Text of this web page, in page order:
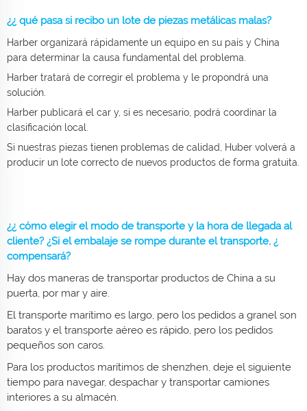
¿¿ qué pasa si recibo un lote de piezas metálicas malas?
Harber organizará rápidamente un equipo en su país y China
para determinar la causa fundamental del problema.
Harber tratará de corregir el problema y le propondrá una
solución.
Harber publicará el car y, si es necesario, podrá coordinar la
clasificación local.
Si nuestras piezas tienen problemas de calidad, Huber volverá a
producir un lote correcto de nuevos productos de forma gratuita.
¿¿ cómo elegir el modo de transporte y la hora de llegada al
cliente? ¿Si el embalaje se rompe durante el transporte, ¿
compensará?
Hay dos maneras de transportar productos de China a su
puerta, por mar y aire.
El transporte marítimo es largo, pero los pedidos a granel son
baratos y el transporte aéreo es rápido, pero los pedidos
pequeños son caros.
Para los productos marítimos de shenzhen, deje el siguiente
tiempo para navegar, despachar y transportar camiones
interiores a su almacén.